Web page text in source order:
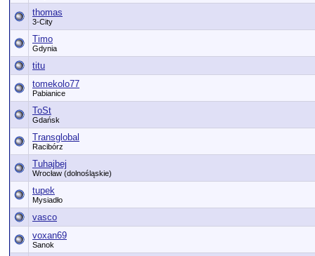
thomas
3-City
Timo
Gdynia
titu
tomekolo77
Pabianice
ToSt
Gdańsk
Transglobal
Racibórz
Tuhajbej
Wrocław (dolnośląskie)
tupek
Mysiadło
vasco
voxan69
Sanok